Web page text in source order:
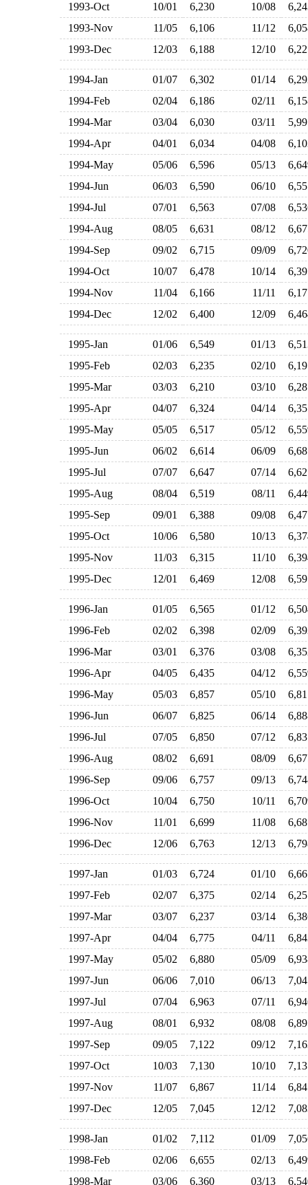
1993-Oct
10/01 6,230 10/08
1993-Nov
11/05 6,106 11/12
1993-Dec
12/03 6,188 12/10
1994-Jan 01/07 6,302 01/14
1994-Feb
02/04 6,186 02/11
1994-Mar
03/04 6,030 03/11
1994-Apr
04/01 6,034 04/08
1994-May
05/06 6,596 05/13
1994-Jun
06/03 6,590 06/10
1994-Jul
07/01 6,563 07/08
1994-Aug
08/05 6,631 08/12
1994-Sep
09/02 6,715 09/09
1994-Oct
10/07 6,478 10/14
1994-Nov
11/04 6,166 11/11
1994-Dec
12/02 6,400 12/09
1995-Jan 01/06 6,549 01/13
1995-Feb
02/03 6,235 02/10
1995-Mar
03/03 6,210 03/10
1995-Apr
04/07 6,324 04/14
1995-May
05/05 6,517 05/12
1995-Jun
06/02 6,614 06/09
1995-Jul
07/07 6,647 07/14
1995-Aug
08/04 6,519 08/11
1995-Sep
09/01 6,388 09/08
1995-Oct
10/06 6,580 10/13
1995-Nov
11/03 6,315 11/10
1995-Dec
12/01 6,469 12/08
1996-Jan 01/05 6,565 01/12
1996-Feb
02/02 6,398 02/09
1996-Mar
03/01 6,376 03/08
1996-Apr
04/05 6,435 04/12
1996-May
05/03 6,857 05/10
1996-Jun
06/07 6,825 06/14
1996-Jul
07/05 6,850 07/12
1996-Aug
08/02 6,691 08/09
1996-Sep
09/06 6,757 09/13
1996-Oct
10/04 6,750 10/11
1996-Nov
11/01 6,699 11/08
1996-Dec
12/06 6,763 12/13
1997-Jan 01/03 6,724 01/10
1997-Feb
02/07 6,375 02/14
1997-Mar
03/07 6,237 03/14
1997-Apr
04/04 6,775 04/11
1997-May
05/02 6,880 05/09
1997-Jun
06/06 7,010 06/13
1997-Jul
07/04 6,963 07/11
1997-Aug
08/01 6,932 08/08
1997-Sep
09/05 7,122 09/12
1997-Oct
10/03 7,130 10/10
1997-Nov
11/07 6,867 11/14
1997-Dec
12/05 7,045 12/12
1998-Jan 01/02 7,112 01/09
1998-Feb
02/06 6,655 02/13
1998-Mar
03/06 6,360 03/13